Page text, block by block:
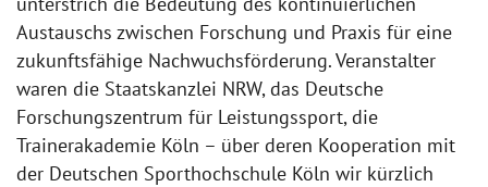
Austauschs zwischen Forschung und Praxis für eine
zukunftsfähige Nachwuchsförderung. Veranstalter
waren die Staatskanzlei NRW, das Deutsche
Forschungszentrum für Leistungssport, die
Trainerakademie Köln – über deren Kooperation mit
der Deutschen Sporthochschule Köln wir kürzlich